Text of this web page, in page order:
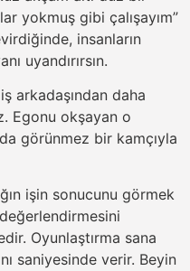
yokmuş gibi çalışayım”
insanların
uyandırırsın.
arkadaşından daha
Egonu okşayan o
görünmez bir kamçıyla
işin sonucunu görmek
Oyunlaştırma sana
saniyesinde verir. Beyin